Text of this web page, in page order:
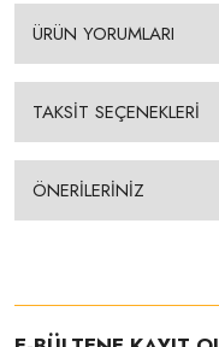
ÜRÜN YORUMLARI
TAKSİT SEÇENEKLERİ
ÖNERİLERİNİZ